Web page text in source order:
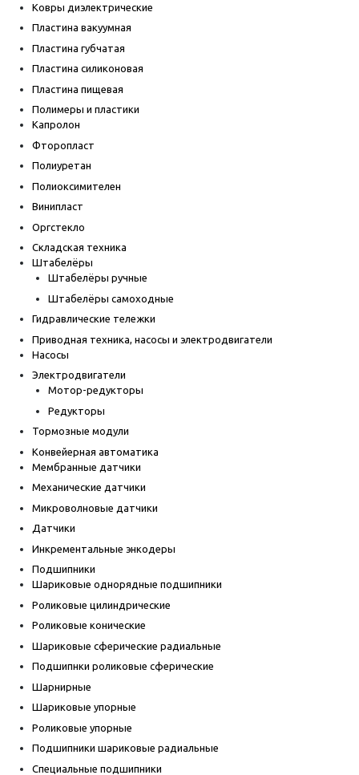
Ковры диэлектрические
Пластина вакуумная
Пластина губчатая
Пластина силиконовая
Пластина пищевая
Полимеры и пластики
Капролон
Фторопласт
Полиуретан
Полиоксимителен
Винипласт
Оргстекло
Складская техника
Штабелёры
Штабелёры ручные
Штабелёры самоходные
Гидравлические тележки
Приводная техника, насосы и электродвигатели
Насосы
Электродвигатели
Мотор-редукторы
Редукторы
Тормозные модули
Конвейерная автоматика
Мембранные датчики
Механические датчики
Микроволновые датчики
Датчики
Инкрементальные энкодеры
Подшипники
Шариковые однорядные подшипники
Роликовые цилиндрические
Роликовые конические
Шариковые сферические радиальные
Подшипнки роликовые сферические
Шарнирные
Шариковые упорные
Роликовые упорные
Подшипники шариковые радиальные
Специальные подшипники